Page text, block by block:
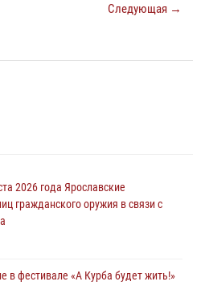
Следующая →
2026 года Ярославские
гражданского оружия в связи с
в фестивале «А Курба будет жить!»